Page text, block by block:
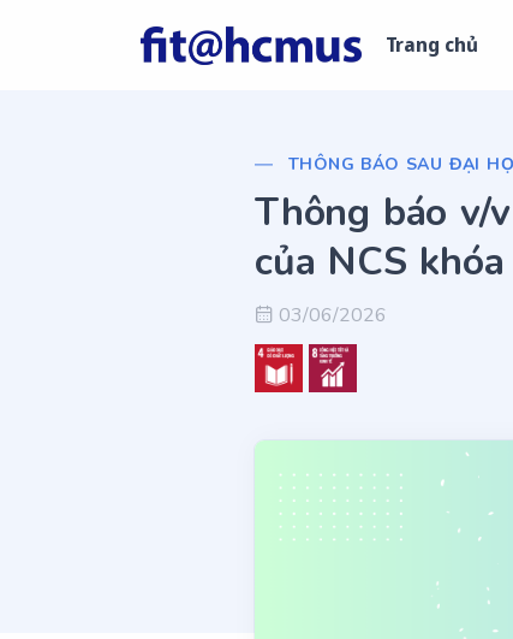
Trang chủ
THÔNG BÁO SAU ĐẠI
Thông báo v/
của NCS
03/06/2026